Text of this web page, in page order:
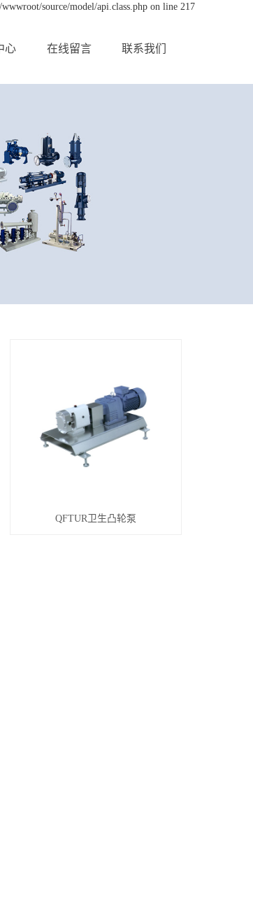
source/model/api.class.php on line 217
心 在线留言 联系我们
QFTUR卫生凸轮泵